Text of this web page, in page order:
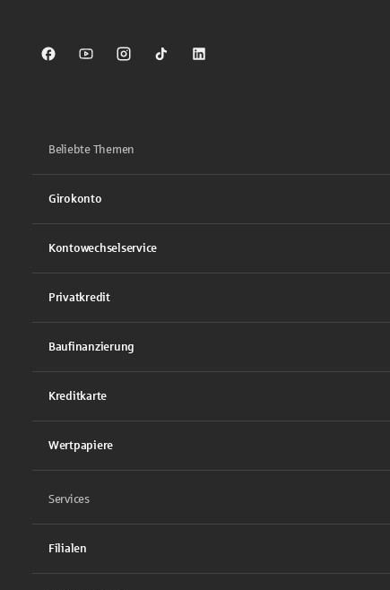
Sparkasse auf Facebook
Sparkasse auf Youtube
Sparkasse auf Instagram
Sparkasse auf TikTok
Sparkasse auf LinkedIn
Beliebte Themen
Girokonto
Kontowechselservice
Privatkredit
Baufinanzierung
Kreditkarte
Wertpapiere
Services
Filialen